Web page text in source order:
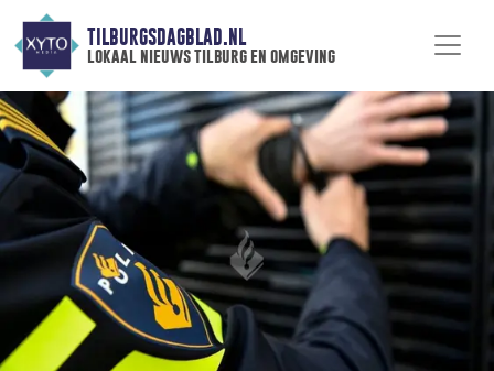
TILBURGSDAGBLAD.NL
lokaal nieuws tilburg en omgeving